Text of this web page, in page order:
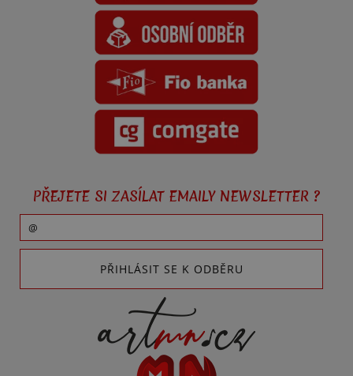
PŘEJETE SI ZASÍLAT EMAILY NEWSLETTER ?